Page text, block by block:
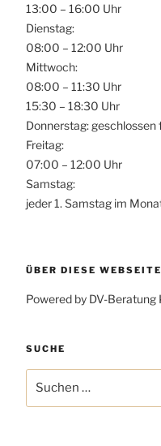
13:00 – 16:00 Uhr
Dienstag:
08:00 – 12:00 Uhr
Mittwoch:
08:00 – 11:30 Uhr
15:30 – 18:30 Uhr
Donnerstag:
Freitag:
07:00 – 12:00 Uhr
Samstag:
jeder 1. Samstag im
ÜBER DIESE WEBSEITE
Powered by DV-Beratung
SUCHE
nach: